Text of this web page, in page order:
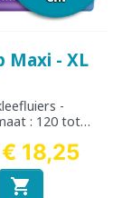
Maxi - XL
-
: 120 tot
€ 18,25
